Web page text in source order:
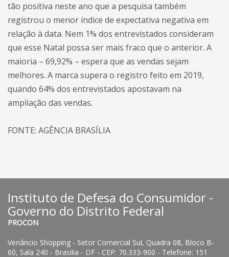
tão positiva neste ano que a pesquisa também
registrou o menor índice de expectativa negativa em
relação à data. Nem 1% dos entrevistados consideram
que esse Natal possa ser mais fraco que o anterior. A
maioria – 69,92% – espera que as vendas sejam
melhores. A marca supera o registro feito em 2019,
quando 64% dos entrevistados apostavam na
ampliação das vendas.
FONTE: AGÊNCIA BRASÍLIA
Instituto de Defesa do Consumidor -
Governo do Distrito Federal
PROCON
Venâncio Shopping - Setor Comercial Sul, Quadra 08, Bloco B-
60, Sala 240 - Brasilia - DF - CEP: 70.333-900 - Telefone: 151